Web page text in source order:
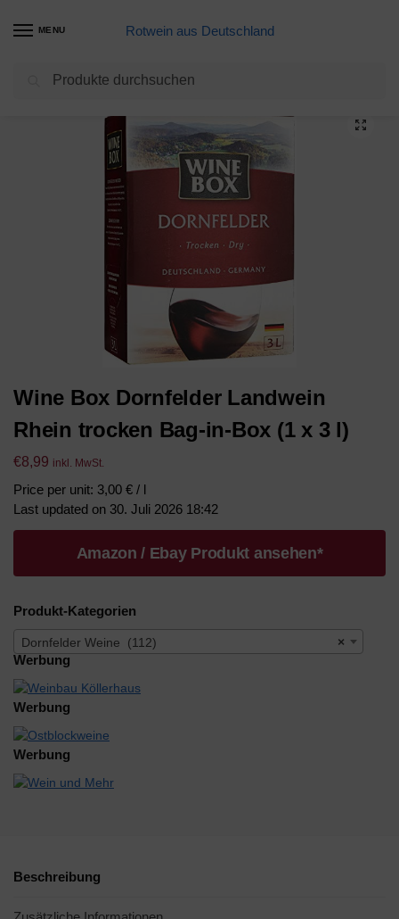
MENU Rotwein aus Deutschland
Dornfelder Weine / Wine Box Dornfelder Landwein Rhein trocken Bag-in-Box (1 x 3 l)
Wine Box Dornfelder Landwein
Rhein trocken Bag-in-Box (1 x 3 l)
€8,99 inkl. MwSt.
Price per unit: 3,00 € / l
Last updated on 30. Juli 2026 18:42
Amazon / Ebay Produkt ansehen*
Produkt-Kategorien
×
Dornfelder Weine (112)
Werbung
Werbung
Werbung
Beschreibung